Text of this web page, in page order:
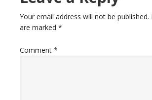
Your email address will not be published.
are marked *
Comment *